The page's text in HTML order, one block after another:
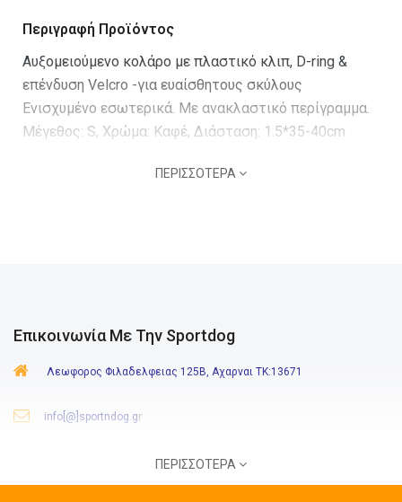
Περιγραφή Προϊόντος
Αυξομειούμενο κολάρο με πλαστικό κλιπ, D-ring &
επένδυση Velcro -για ευαίσθητους σκύλους
Ενισχυμένο εσωτερικά. Με ανακλαστικό περίγραμμα.
Μέγεθος: S, Χρώμα: Καφέ, Διάσταση: 1.5*35-40cm
ΠΕΡΙΣΣΌΤΕΡΑ
Επικοινωνία Με Την Sportdog
Λεωφορος Φιλαδελφειας 125Β, Αχαρναι ΤΚ:13671
info[@]sportndog.gr
6980 771 112
ΠΕΡΙΣΣΌΤΕΡΑ